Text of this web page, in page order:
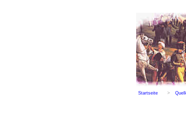
Startseite >